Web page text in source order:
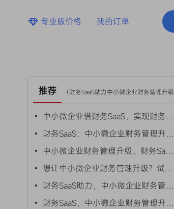
专业版价格 我的订单
推荐 （财务SaaS助力中小微企业财务管理升级
• 中小微企业借财务SaaS，实现财务管理升级
• 财务SaaS：中小微企业财务管理升级的高效之选
• 中小微企业财务管理升级，财务SaaS来帮忙
• 想让中小微企业财务管理升级？试试财务SaaS
• 财务SaaS助力，中小微企业财务管理升级不再难
• 财务SaaS，中小微企业财务管理升级的秘密武器